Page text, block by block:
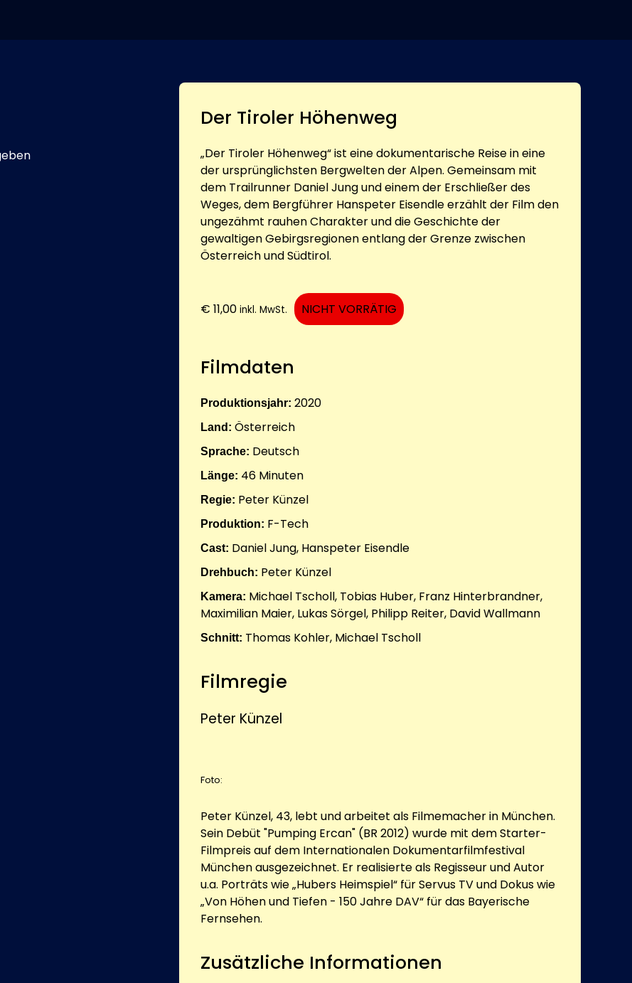
Der Tiroler Höhenweg
„Der Tiroler Höhenweg“ ist eine dokumentarische Reise in eine
der ursprünglichsten Bergwelten der Alpen. Gemeinsam mit
dem Trailrunner Daniel Jung und einem der Erschließer des
Weges, dem Bergführer Hanspeter Eisendle erzählt der Film den
ungezähmt rauhen Charakter und die Geschichte der
gewaltigen Gebirgsregionen entlang der Grenze zwischen
Österreich und Südtirol.
€ 11,00 inkl. MwSt. NICHT VORRÄTIG
Filmdaten
Produktionsjahr: 2020
Land: Österreich
Sprache: Deutsch
Länge: 46 Minuten
Regie: Peter Künzel
Produktion: F-Tech
Cast: Daniel Jung, Hanspeter Eisendle
Drehbuch: Peter Künzel
Kamera: Michael Tscholl, Tobias Huber, Franz Hinterbrandner,
Maximilian Maier, Lukas Sörgel, Philipp Reiter, David Wallmann
Schnitt: Thomas Kohler, Michael Tscholl
Filmregie
Peter Künzel
Foto:
Peter Künzel, 43, lebt und arbeitet als Filmemacher in München.
Sein Debüt "Pumping Ercan" (BR 2012) wurde mit dem Starter-
Filmpreis auf dem Internationalen Dokumentarfilmfestival
München ausgezeichnet. Er realisierte als Regisseur und Autor
u.a. Porträts wie „Hubers Heimspiel“ für Servus TV und Dokus wie
„Von Höhen und Tiefen - 150 Jahre DAV“ für das Bayerische
Fernsehen.
Zusätzliche Informationen